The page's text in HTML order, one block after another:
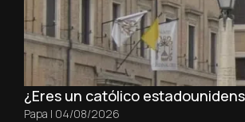
¿Eres un católico
Papa | 04/08/2026